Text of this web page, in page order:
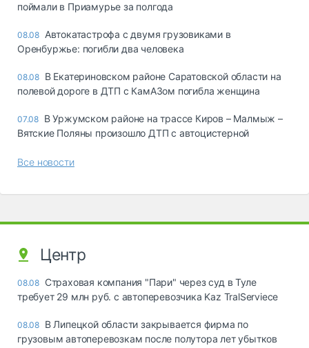
поймали в Приамурье за полгода
08.08 Автокатастрофа с двумя грузовиками в
Оренбуржье: погибли два человека
08.08 В Екатериновском районе Саратовской области на
полевой дороге в ДТП с КамАЗом погибла женщина
07.08 В Уржумском районе на трассе Киров – Малмыж –
Вятские Поляны произошло ДТП с автоцистерной
Все новости
Центр
08.08 Страховая компания "Пари" через суд в Туле
требует 29 млн руб. с автоперевозчика Kaz TralServiece
08.08 В Липецкой области закрывается фирма по
грузовым автоперевозкам после полутора лет убытков